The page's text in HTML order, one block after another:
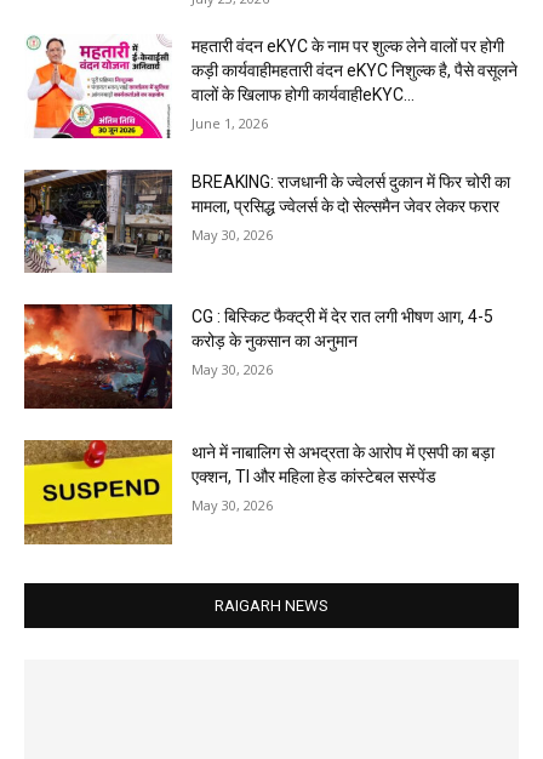
महतारी वंदन eKYC के नाम पर शुल्क लेने वालों पर होगी
कड़ी कार्यवाहीमहतारी वंदन eKYC निशुल्क है, पैसे वसूलने
वालों के खिलाफ होगी कार्यवाहीeKYC...
June 1, 2026
BREAKING: राजधानी के ज्वेलर्स दुकान में फिर चोरी का
मामला, प्रसिद्ध ज्वेलर्स के दो सेल्समैन जेवर लेकर फरार
May 30, 2026
CG : बिस्किट फैक्ट्री में देर रात लगी भीषण आग, 4-5
करोड़ के नुकसान का अनुमान
May 30, 2026
थाने में नाबालिग से अभद्रता के आरोप में एसपी का बड़ा
एक्शन, TI और महिला हेड कांस्टेबल सस्पेंड
May 30, 2026
RAIGARH NEWS